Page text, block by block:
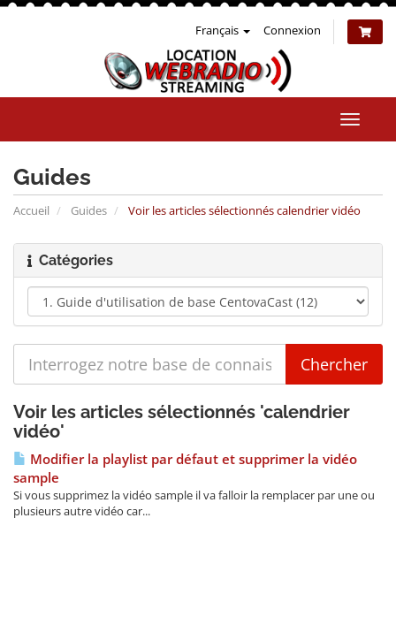
Français Connexion
la
Guides
Accueil Guides Voir les articles sélectionnés calendrier vidéo
Catégories
Voir les articles sélectionnés 'calendrier
vidéo'
Modifier la playlist par défaut et supprimer la vidéo
sample
Si vous supprimez la vidéo sample il va falloir la remplacer par une ou
plusieurs autre vidéo car...